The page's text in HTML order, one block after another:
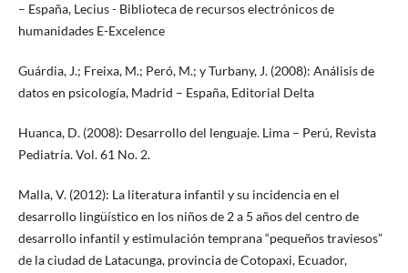
– España, Lecius - Biblioteca de recursos electrónicos de
humanidades E-Excelence
Guárdia, J.; Freixa, M.; Peró, M.; y Turbany, J. (2008): Análisis de
datos en psicología, Madrid – España, Editorial Delta
Huanca, D. (2008): Desarrollo del lenguaje. Lima – Perú, Revista
Pediatría. Vol. 61 No. 2.
Malla, V. (2012): La literatura infantil y su incidencia en el
desarrollo lingüístico en los niños de 2 a 5 años del centro de
desarrollo infantil y estimulación temprana “pequeños traviesos”
de la ciudad de Latacunga, provincia de Cotopaxi, Ecuador,